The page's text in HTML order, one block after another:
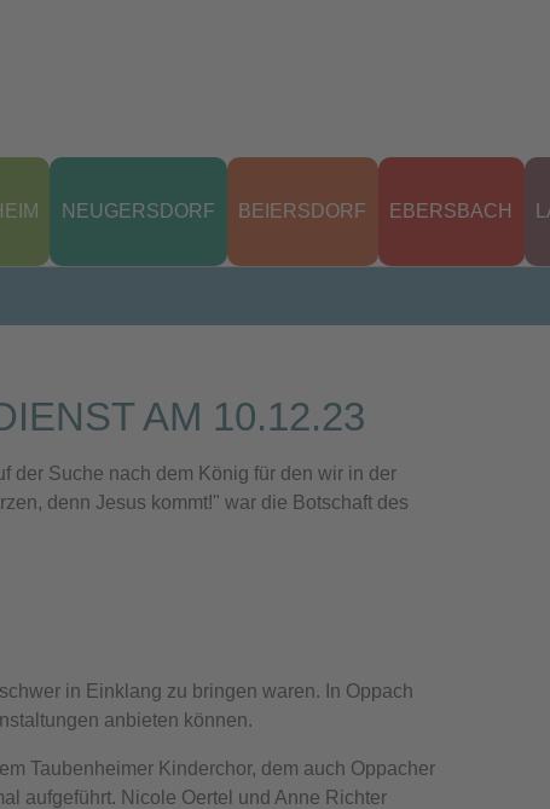
NEUGERSDORF BEIERSDORF EBERSBACH
AM 10.12.23
der Suche nach dem König für den wir in der
denn Jesus kommt!" war die Botschaft des
in Einklang zu bringen waren. In Oppach
anbieten können.
Taubenheimer Kinderchor, dem auch Oppacher
aufgeführt. Nicole Oertel und Anne Richter